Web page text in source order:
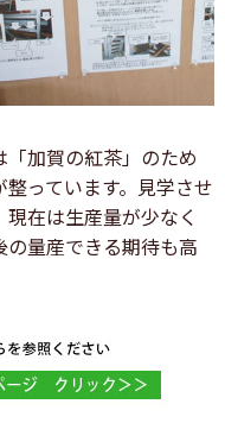
加賀の紅茶」のため
っています。見学させ
在は生産量が少なく
量産できる期待も高